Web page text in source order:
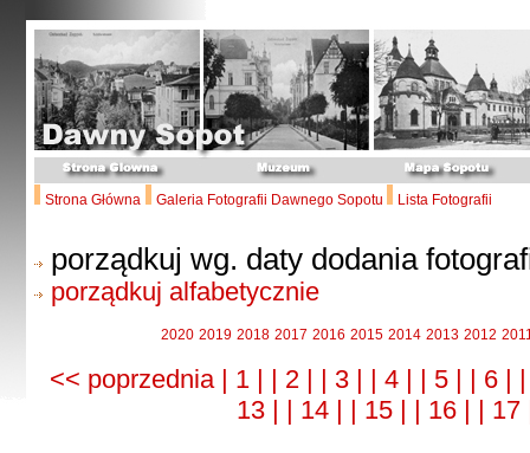
Strona Główna Galeria Fotografii Dawnego Sopotu Lista Fotografii
porządkuj wg. daty dodania
porządkuj alfabetycznie
2020 2019 2018 2017 2016 2015 2014 2013 2012
<< poprzednia | 1 | | 2 | | 3 | | 4 | | 5 | | 6 |
13 | | 14 | | 15 | | 16 | |